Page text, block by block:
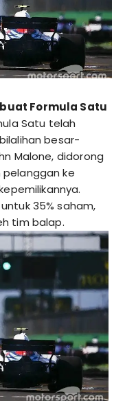
Formula Satu
Satu telah
besar-
Malone, didorong
ke
35% saham,
tim balap.